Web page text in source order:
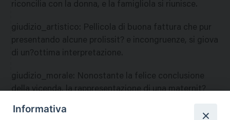
riconcilia con la donna, e la famigliola si riunisce.
giudizio_artistico: Pellicola di buona fattura che pur
presentando alcune prolissit? e incongruenze, si giova
di un?ottima interpretazione.
giudizio_morale: Nonostante la felice conclusione
della vicenda, la rappresentazione di una maternit?
consigliano di escludere i giovani dalla visione del film.
Informativa